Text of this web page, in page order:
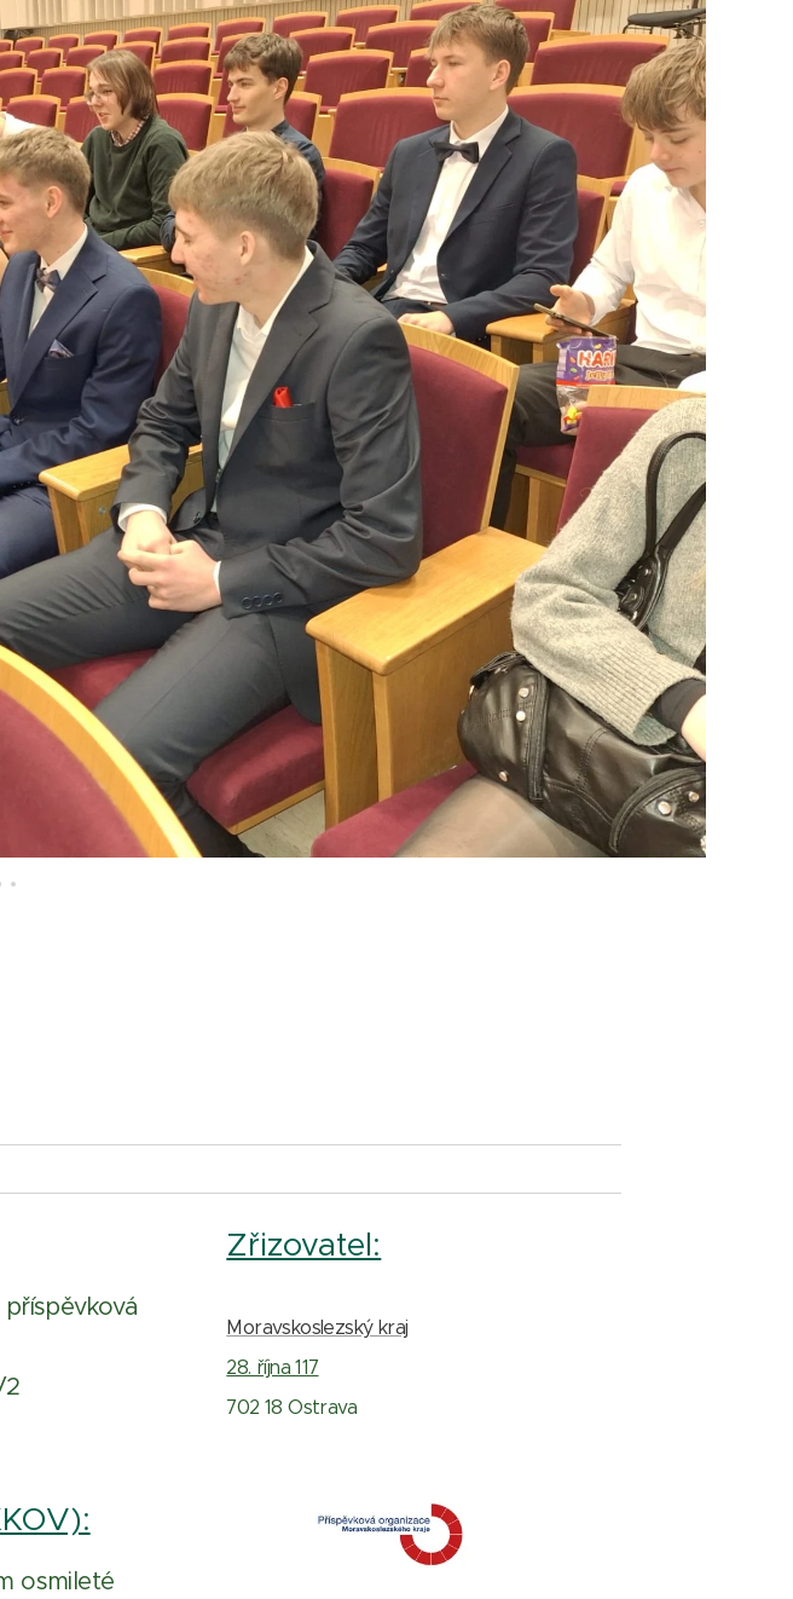
2
osmileté
Zřizovatel:
Moravskoslezský kraj
28. října 117
702 18 Ostrava